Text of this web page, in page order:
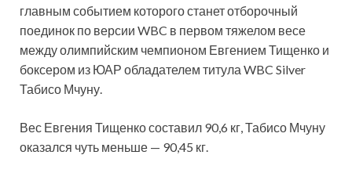
главным событием которого станет отборочный
поединок по версии WBC в первом тяжелом весе
между олимпийским чемпионом Евгением Тищенко и
боксером из ЮАР обладателем титула WBC Silver
Табисо Мчуну.
Вес Евгения Тищенко составил 90,6 кг, Табисо Мчуну
оказался чуть меньше — 90,45 кг.